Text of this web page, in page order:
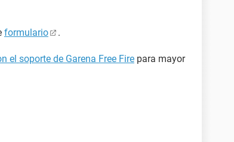
formulario .
el soporte de Garena Free Fire para mayor